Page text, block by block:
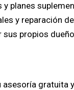
y planes
y reparación
propios
asesoría gratuita